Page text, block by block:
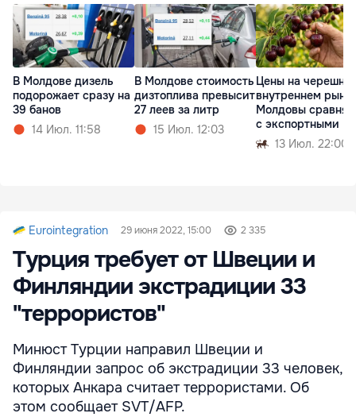
В Молдове дизель
подорожает сразу на
39 банов
14 Июл. 11:58
В Молдове стоимость
дизтоплива превысит
27 леев за литр
15 Июл. 12:03
Цены на черешню
внутреннем
Молдовы
с экспортными
13 Июл. 22:00
Eurointegration 29 июня 2022, 15:00 2 335
Турция требует от Швеции и
Финляндии экстрадиции 33
"террористов"
Минюст Турции направил Швеции и
Финляндии запрос об экстрадиции 33 человек,
которых Анкара считает террористами. Об
этом сообщает SVT/AFP.